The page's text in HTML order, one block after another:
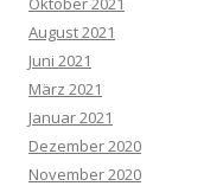
August 2021
Juni 2021
März 2021
Januar 2021
Dezember 2020
November 2020